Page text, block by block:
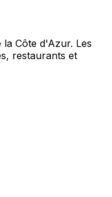
Côte d'Azur. Les
restaurants et